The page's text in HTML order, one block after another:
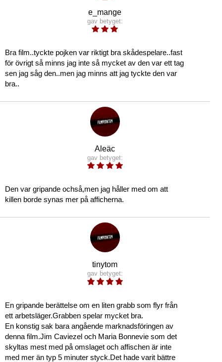
e_mange
gav betyget:
Bra film..tyckte pojken var riktigt bra skådespelare..fast
för övrigt så minns jag inte så mycket av den var ett tag
sen jag såg den..men jag minns att jag tyckte den var
bra..
Aleäc
gav betyget:
Den var gripande ochså,men jag håller med om att
killen borde synas mer på afficherna.
tinytom
gav betyget:
En gripande berättelse om en liten grabb som flyr från
ett arbetsläger.Grabben spelar mycket bra.
En konstig sak bara angående marknadsföringen av
denna film.Jim Caviezel och Maria Bonnevie som det
skyltas mest med på omslaget och affischen är inte
med mer än typ 5 minuter styck.Det hade varit bättre